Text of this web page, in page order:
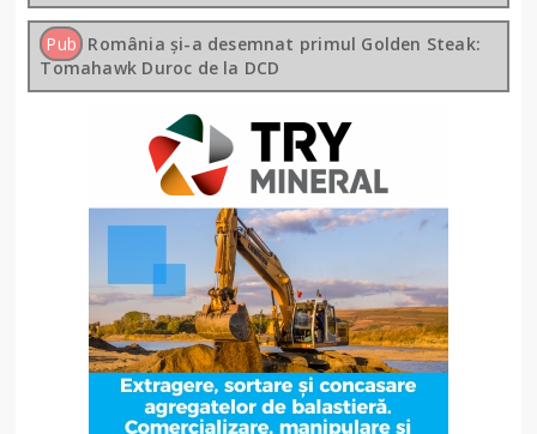
Pub România și-a desemnat primul Golden Steak:
Tomahawk Duroc de la DCD